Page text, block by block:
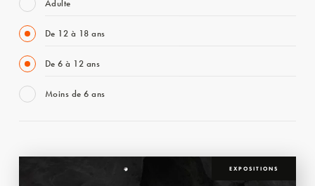
Adulte
De 12 à 18 ans
De 6 à 12 ans
Moins de 6 ans
EXPOSITIONS